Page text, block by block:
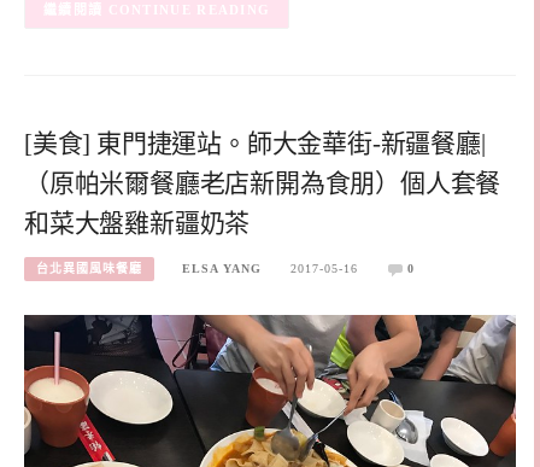
CONTINUE READING
[美食] 東門捷運站。師大金華街-新疆餐廳|
（原帕米爾餐廳老店新開為食朋）個人套餐
和菜大盤雞新疆奶茶
台北異國風味餐廳 ELSA YANG 2017-05-16 0